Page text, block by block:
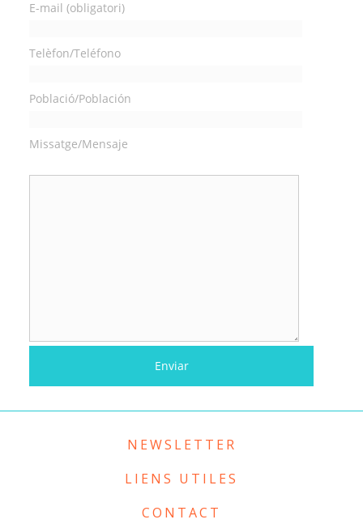
E-mail (obligatori)
Telèfon/Teléfono
Població/Población
Missatge/Mensaje
NEWSLETTER
LIENS UTILES
CONTACT